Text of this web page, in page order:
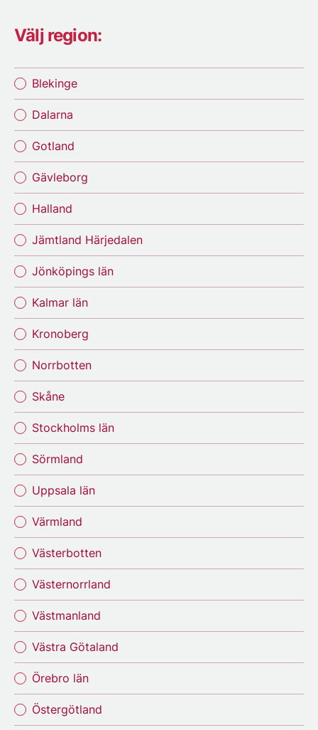
Välj region:
Blekinge
Dalarna
Gotland
Gävleborg
Halland
Jämtland Härjedalen
Jönköpings län
Kalmar län
Kronoberg
Norrbotten
Skåne
Stockholms län
Sörmland
Uppsala län
Värmland
Västerbotten
Västernorrland
Västmanland
Västra Götaland
Örebro län
Östergötland